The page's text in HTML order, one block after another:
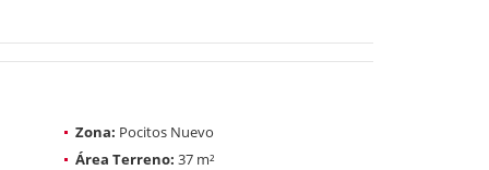
Zona: Pocitos Nuevo
Área Terreno: 37 m²